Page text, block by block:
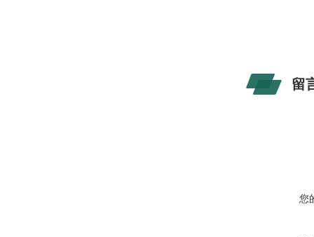
留
您